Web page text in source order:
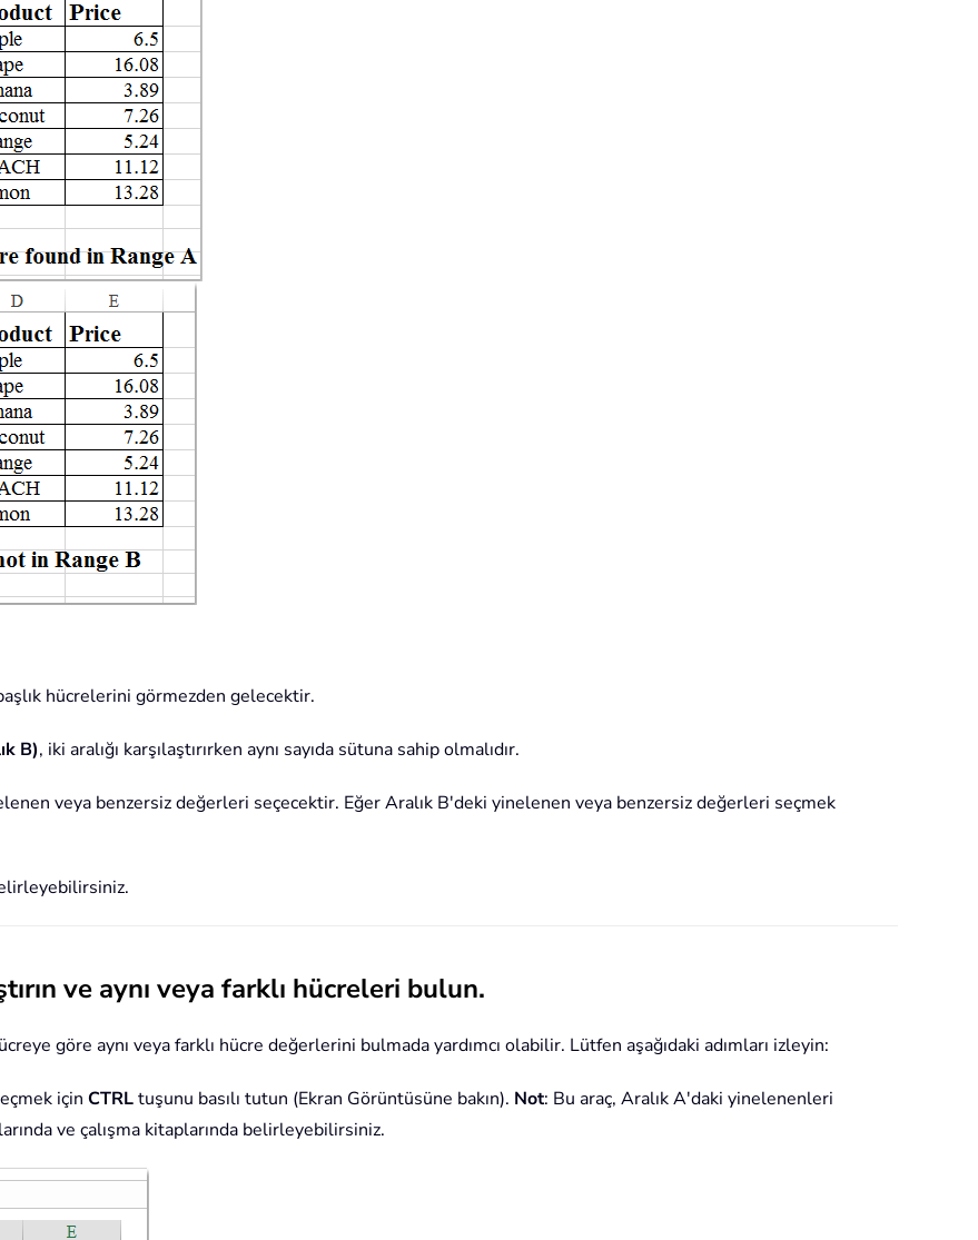
hücrelerini görmezden gelecektir.
B), iki aralığı karşılaştırırken aynı sayıda sütuna sahip olmalıdır.
veya benzersiz değerleri seçecektir. Eğer Aralık B'deki yinelenen veya benzersiz değerleri seçmek
ve aynı veya farklı hücreleri bulun.
göre aynı veya farklı hücre değerlerini bulmada yardımcı olabilir. Lütfen aşağıdaki adımları izleyin:
için CTRLtuşunu basılı tutun (Ekran Görüntüsüne bakın). Not: Bu araç, Aralık A'daki yinelenenleri
ve çalışma kitaplarında belirleyebilirsiniz.